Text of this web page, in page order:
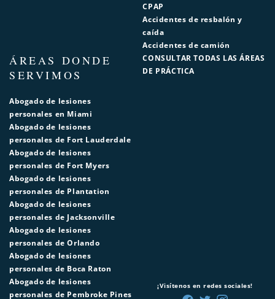
CPAP
Accidentes de resbalón y
caída
Accidentes de camión
CONSULTAR TODAS LAS ÁREAS
DE PRÁCTICA
ÁREAS DONDE
SERVIMOS
Abogado de lesiones
personales en Miami
Abogado de lesiones
personales de Fort Lauderdale
Abogado de lesiones
personales de Fort Myers
Abogado de lesiones
personales de Plantation
Abogado de lesiones
personales de Jacksonville
Abogado de lesiones
personales de Orlando
Abogado de lesiones
personales de Boca Raton
Abogado de lesiones
personales de Pembroke Pines
¡Visítenos en redes sociales!